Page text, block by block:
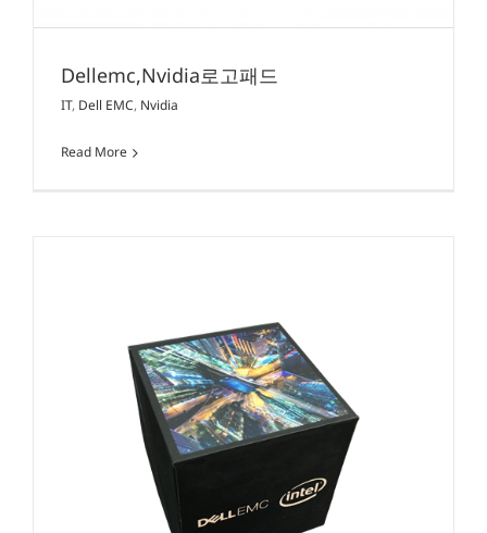
Dellemc,Nvidia로고패드
IT, Dell EMC, Nvidia
Read More